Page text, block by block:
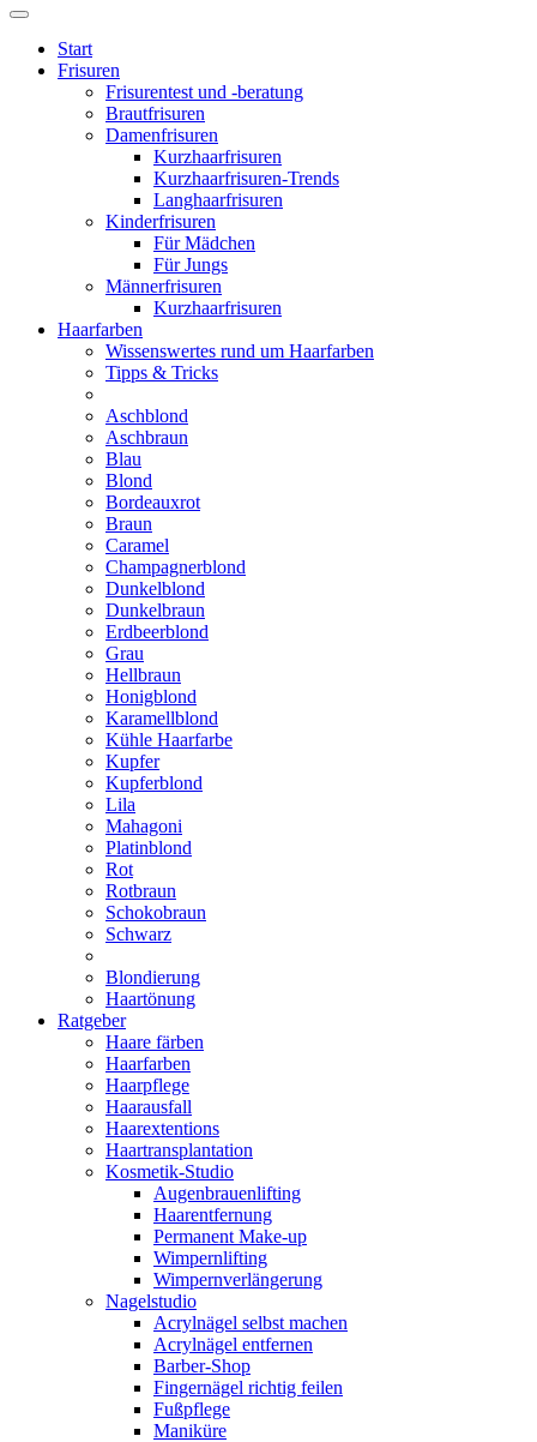
Start
Frisuren
Frisurentest und -beratung
Brautfrisuren
Damenfrisuren
Kurzhaarfrisuren
Kurzhaarfrisuren-Trends
Langhaarfrisuren
Kinderfrisuren
Für Mädchen
Für Jungs
Männerfrisuren
Kurzhaarfrisuren
Haarfarben
Wissenswertes rund um Haarfarben
Tipps & Tricks
Aschblond
Aschbraun
Blau
Blond
Bordeauxrot
Braun
Caramel
Champagnerblond
Dunkelblond
Dunkelbraun
Erdbeerblond
Grau
Hellbraun
Honigblond
Karamellblond
Kühle Haarfarbe
Kupfer
Kupferblond
Lila
Mahagoni
Platinblond
Rot
Rotbraun
Schokobraun
Schwarz
Blondierung
Haartönung
Ratgeber
Haare färben
Haarfarben
Haarpflege
Haarausfall
Haarextentions
Haartransplantation
Kosmetik-Studio
Augenbrauenlifting
Haarentfernung
Permanent Make-up
Wimpernlifting
Wimpernverlängerung
Nagelstudio
Acrylnägel selbst machen
Acrylnägel entfernen
Barber-Shop
Fingernägel richtig feilen
Fußpflege
Maniküre